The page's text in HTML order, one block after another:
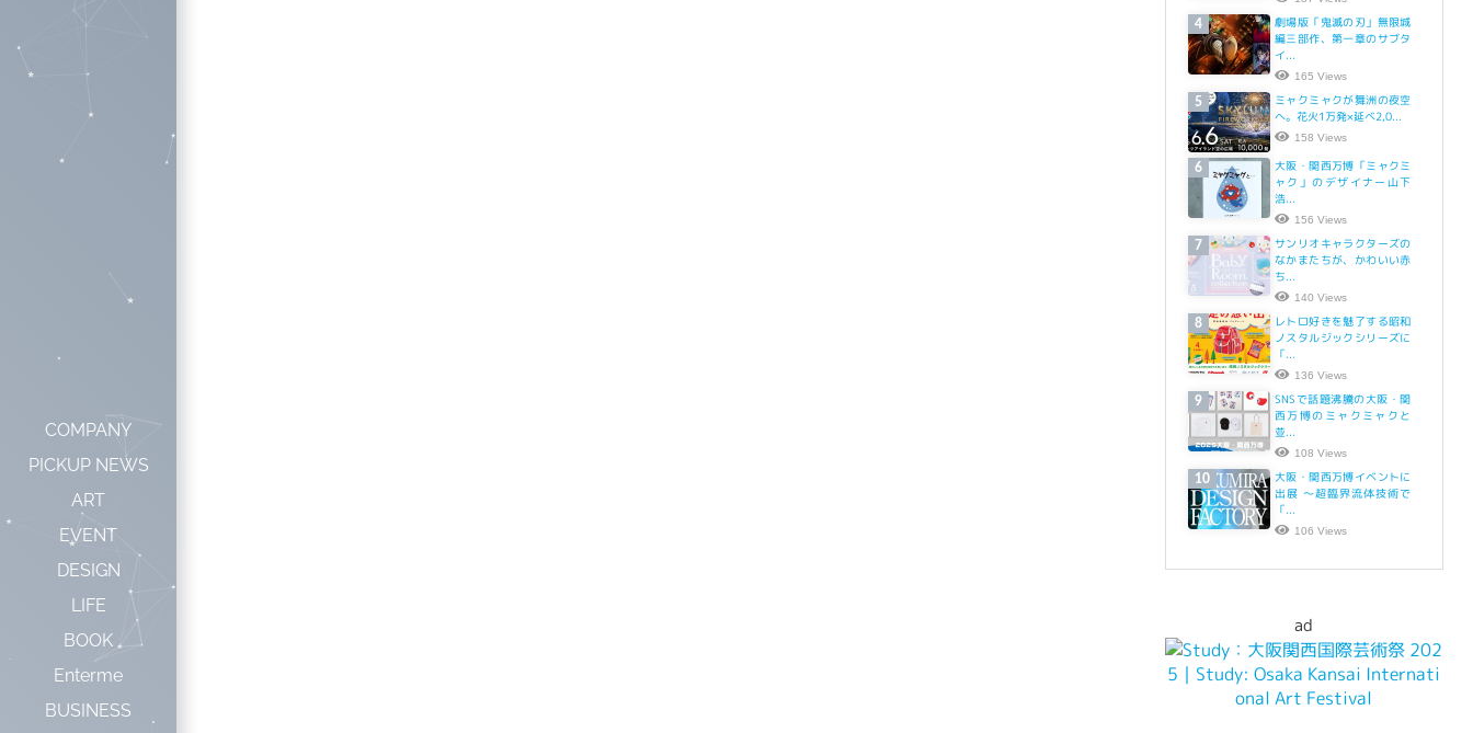
COMPANY
PICKUP NEWS
ART
EVENT
DESIGN
LIFE
BOOK
Enterme
BUSINESS
4
劇場版「鬼滅の刃」無限城
編三部作、第一章のサブタ
イ...
165 Views
5
ミャクミャクが舞洲の夜空
へ。花火1万発×延べ2,0...
158 Views
6
大阪・関西万博「ミャクミ
ャク」のデザイナー山下
浩...
156 Views
7
サンリオキャラクターズの
なかまたちが、かわいい赤
ち...
140 Views
8
レトロ好きを魅了する昭和
ノスタルジックシリーズに
「...
136 Views
9
SNSで話題沸騰の大阪・関
西万博のミャクミャクと
並...
108 Views
10
大阪・関西万博イベントに
出展 ～超臨界流体技術で
「...
106 Views
ad